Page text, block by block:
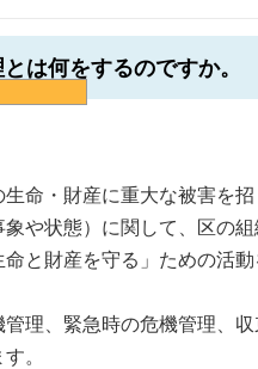
は何をするのですか。
命・財産に重大な被害を招
象や状態）に関して、区の
命と財産を守る」ための活
理、緊急時の危機管理、収
。